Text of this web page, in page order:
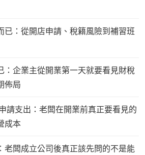
已：從開店申請、稅籍風險到補習班
：企業主從開業第一天就要看見財稅
佈局
請支出：老闆在開業前真正要看見的
成本
老闆成立公司後真正該先問的不是能